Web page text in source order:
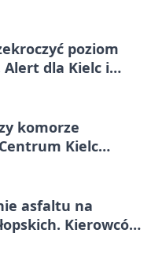
poziom
dla Kielc i
komorze
Kielc
asfaltu na
Kierowców